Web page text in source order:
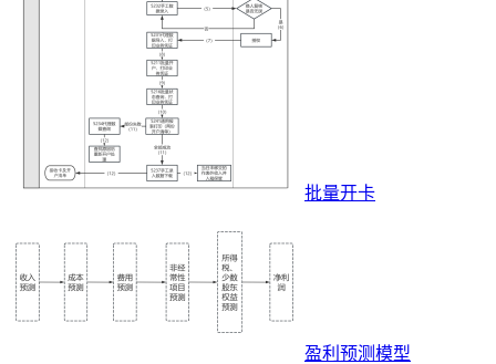
批量开卡
盈利预测模型